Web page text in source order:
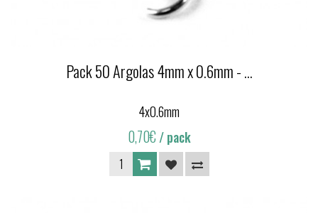
Pack 50 Argolas 4mm x 0.6mm - ...
4x0.6mm
0,70€/ pack